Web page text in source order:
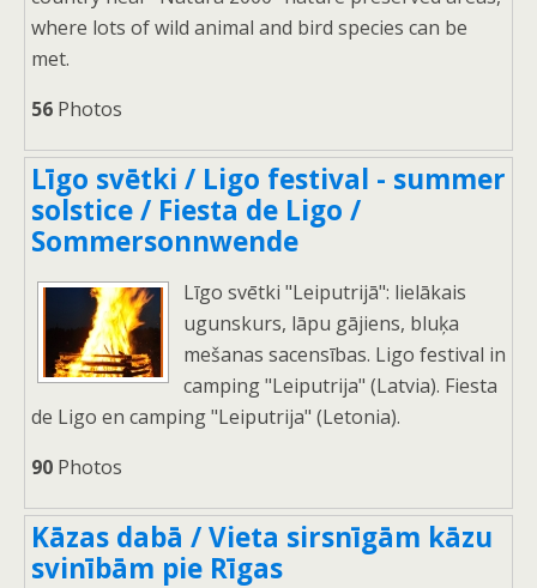
where lots of wild animal and bird species can be
met.
56 Photos
Līgo svētki / Ligo festival - summer
solstice / Fiesta de Ligo /
Sommersonnwende
Līgo svētki "Leiputrijā": lielākais
ugunskurs, lāpu gājiens, bluķa
mešanas sacensības. Ligo festival in
camping "Leiputrija" (Latvia). Fiesta
de Ligo en camping "Leiputrija" (Letonia).
90 Photos
Kāzas dabā / Vieta sirsnīgām kāzu
svinībām pie Rīgas